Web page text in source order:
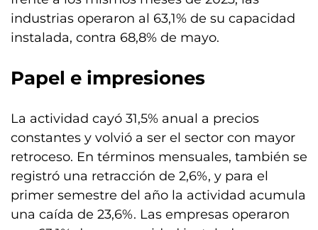
industrias operaron al 63,1% de su capacidad
instalada, contra 68,8% de mayo.
Papel e impresiones
La actividad cayó 31,5% anual a precios
constantes y volvió a ser el sector con mayor
retroceso. En términos mensuales, también se
registró una retracción de 2,6%, y para el
primer semestre del año la actividad acumula
una caída de 23,6%. Las empresas operaron